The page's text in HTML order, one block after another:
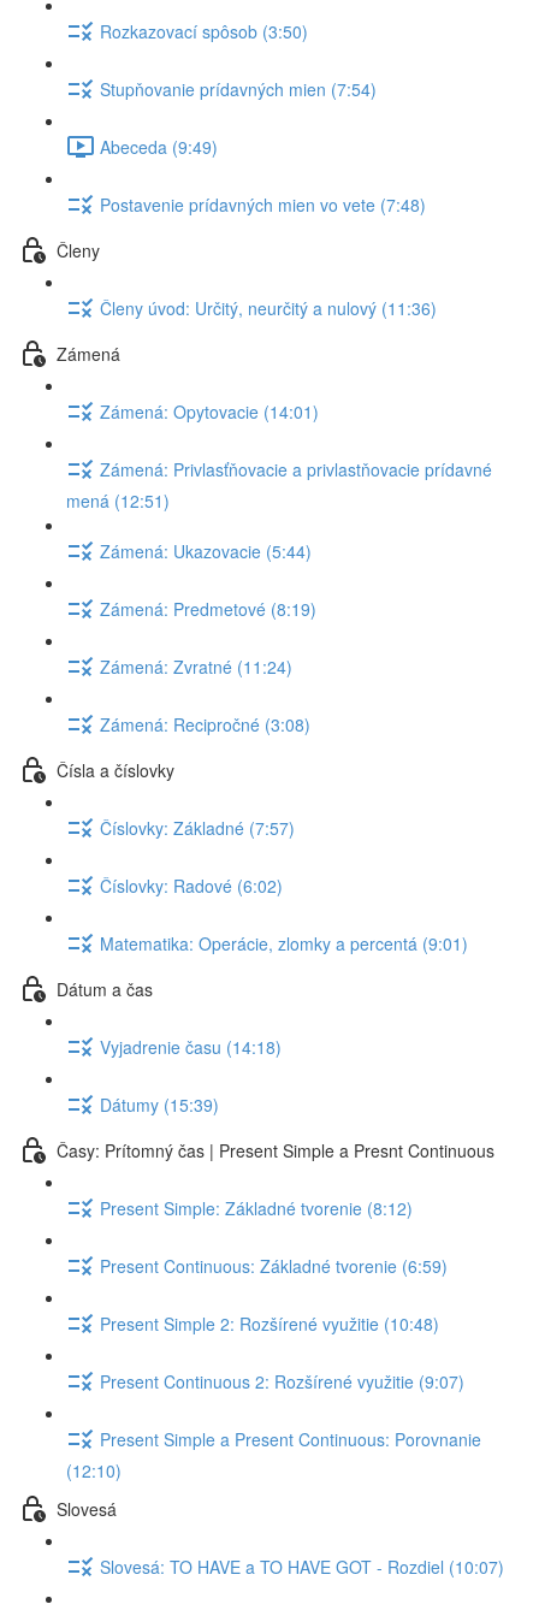
Rozkazovací spôsob (3:50)
Stupňovanie prídavných mien (7:54)
Abeceda (9:49)
Postavenie prídavných mien vo vete (7:48)
Členy
Členy úvod: Určitý, neurčitý a nulový (11:36)
Zámená
Zámená: Opytovacie (14:01)
Zámená: Privlasťňovacie a privlastňovacie prídavné
mená (12:51)
Zámená: Ukazovacie (5:44)
Zámená: Predmetové (8:19)
Zámená: Zvratné (11:24)
Zámená: Recipročné (3:08)
Čísla a číslovky
Číslovky: Základné (7:57)
Číslovky: Radové (6:02)
Matematika: Operácie, zlomky a percentá (9:01)
Dátum a čas
Vyjadrenie času (14:18)
Dátumy (15:39)
Časy: Prítomný čas | Present Simple a Presnt Continuous
Present Simple: Základné tvorenie (8:12)
Present Continuous: Základné tvorenie (6:59)
Present Simple 2: Rozšírené využitie (10:48)
Present Continuous 2: Rozšírené využitie (9:07)
Present Simple a Present Continuous: Porovnanie
(12:10)
Slovesá
Slovesá: TO HAVE a TO HAVE GOT - Rozdiel (10:07)